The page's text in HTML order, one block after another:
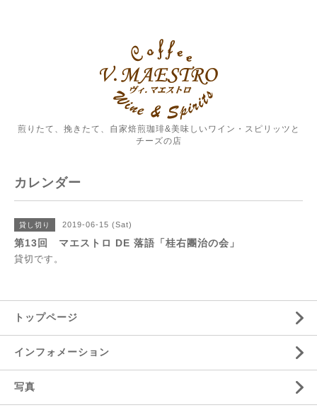
煎りたて、挽きたて、自家焙煎珈琲&美味しいワイン・スピリッツと
チーズの店
カレンダー
貸し切り 2019-06-15 (Sat)
第13回 マエストロ DE 落語「桂右團治の会」
貸切です。
トップページ
インフォメーション
写真